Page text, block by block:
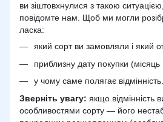
ви зіштовхнулися з такою
повідомте нам. Щоб ми могли
ласка:
який сорт ви замовляли і який
приблизну дату покупки (місяць
у чому саме полягає відмінність.
Зверніть увагу: якщо відмінність
особливостями сорту — його